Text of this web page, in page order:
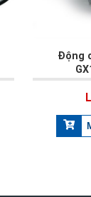
Động